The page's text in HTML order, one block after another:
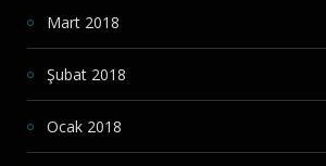
Mart 2018
Şubat 2018
Ocak 2018